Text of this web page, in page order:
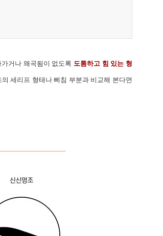
거나 왜곡됨이 없도록 도톰하고 힘 있는 형
세리프 형태나 삐침 부분과 비교해 본다면